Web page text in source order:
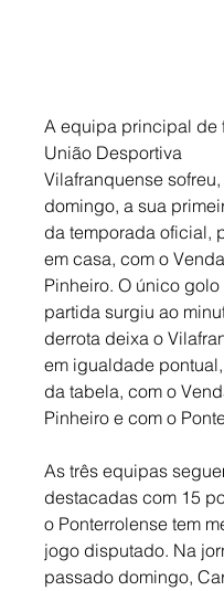
A equipa principal de
União Desportiva
Vilafranquense
domingo, a sua
da temporada oficial,
em casa, com o
Pinheiro. O único
partida surgiu ao
derrota deixa o
em igualdade
da tabela, com o
Pinheiro e com o
As três equipas
destacadas com 15
o Ponterrolense tem
jogo disputado. Na
passado domingo,